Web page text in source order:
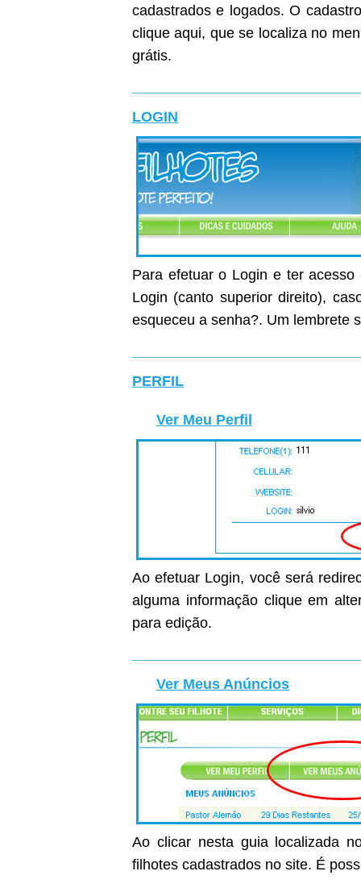
cadastrados e logados. O
clique aqui, que se localiza no
grátis.
LOGIN
Para efetuar o Login e ter
Login (canto superior direito),
esqueceu a senha?. Um
PERFIL
Ver Meu Perfil
Ao efetuar Login, você será
alguma informação clique em
para edição.
Ver Meus Anúncios
Ao clicar nesta guia localizada
filhotes cadastrados no site. É